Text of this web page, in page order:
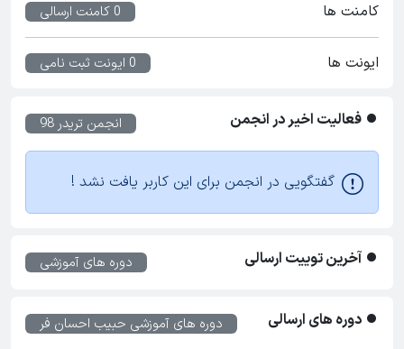
کامنت ها 0 کامنت ارسالی
ایونت ها 0 ایونت ثبت نامی
فعالیت اخیر در انجمن انجمن تریدر 98
گفتگویی در انجمن برای این کاربر یافت نشد !
آخرین توییت ارسالی دوره های آموزشی
دوره های ارسالی دوره های آموزشی حبیب احسان فر